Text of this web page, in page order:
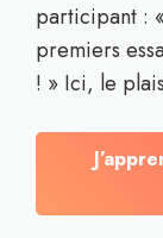
participant :
premiers
! » Ici, le